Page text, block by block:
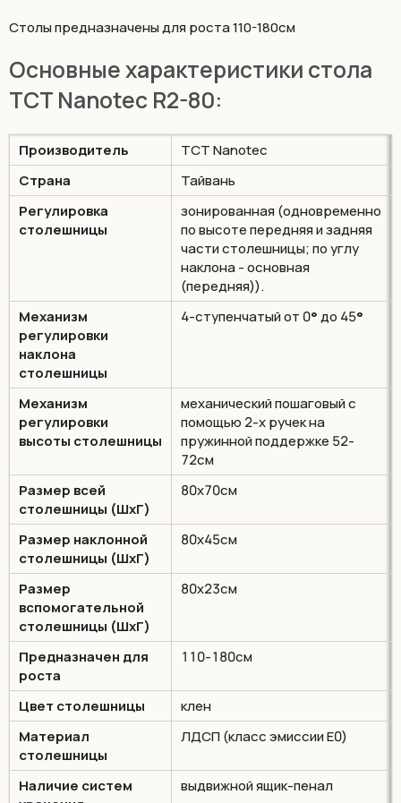
Столы предназначены для роста 110-180см
Основные характеристики стола
TCT Nanotec R2-80:
Производитель
TCT Nanotec
Страна
Тайвань
Регулировка
столешницы
зонированная (одновременно
по высоте передняя и задняя
части столешницы; по углу
наклона - основная
(передняя)).
Механизм
регулировки
наклона
столешницы
4-ступенчатый от 0°до 45°
Механизм
регулировки
высоты столешницы
механический пошаговый с
помощью 2-х ручек на
пружинной поддержке 52-
72см
Размер всей
столешницы (ШхГ)
80х70см
Размер наклонной
столешницы (ШхГ)
80х45см
Размер
вспомогательной
столешницы (ШхГ)
80х23см
Предназначен для
роста
110-180см
Цвет столешницы
клен
Материал
столешницы
ЛДСП (класс эмиссии Е0)
Наличие систем
выдвижной ящик-пенал